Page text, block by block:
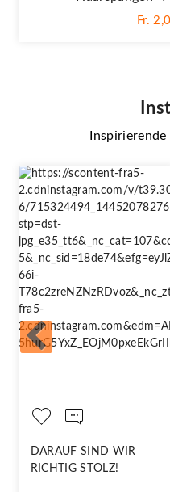
Fr.
DARAUF SIND WIR
RICHTIG STOLZ!